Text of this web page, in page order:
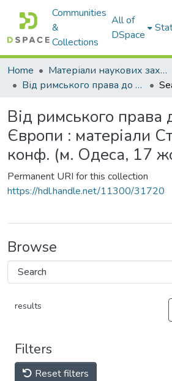
Communities
&
Collections
All of
DSpace
Home
Матеріали наукових заходів
Від римського права до права Європи : матеріали Студ. наук. конф. (м. Одеса, 17 жовт. 2025 р.)
Від римського права
Європи : матеріали
конф. (м. Одеса, 17
Permanent URI for this collection
https://hdl.handle.net/11300/31720
Browse
results
Filters
Reset filters